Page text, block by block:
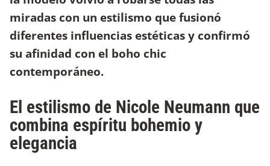
miradas con un estilismo que fusionó
diferentes influencias estéticas y confirmó
su afinidad con el boho chic
contemporáneo.
El estilismo de Nicole Neumann que
combina espíritu bohemio y
elegancia